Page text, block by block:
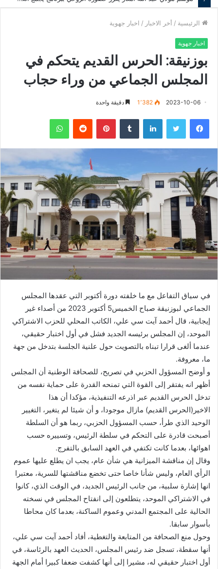
الرئيسية / أخر الاخبار / اخبار جهوية
اخبار جهوية
بوزنيقة: الحرس القديم يتحكم في
المجلس الجماعي من وراء حجاب
2023-10-06 1٬382 دقيقة واحدة
فيسبوك لينكدإن بينتيريست
في سياق التفاعل مع ما خلفته دورة أكتوبر التي عقدها المجلس
الجماعي لبوزنيقة صباح الخميس5 أكتوبر 2023 من أصداء غير
إيجابية، قال أحمد آيت سي علي، الكاتب المحلي للحزب الاشتراكي
الموحد، إن المجلس برئيسه الجديد فشل في أول اختبار حقيقي،
عندما ألغى قرارا تبناه بالتصويت حول علنية الجلسة بتدخل من جهة
ما، معروفة.
و أوضح المسؤول الحزبي في تصريح، للصحافة الوطنية أن المجلس
أظهر انه يفتقر إلى القوة التي تمنحه القدرة على حماية نفسه من
تدخل الحرس القديم عبر اذرعه التنفيذية، مؤكدا أن هذا
الاخير(الحرس القديم) مازال موجودا، و أن شيئا لم يتغير، التغيير
الوحيد الذي طرأ، حسب المسؤول الحزبي، ربما هو أن السلطة
أصبحت قادرة على التحكم في سلطة الرئيس، وتسييره حسب
اهوائها، بعدما كانت تكتفي في العهد السابق بالتفرج.
وقال إن مناقشة الميزانية هي شأن عام، يجب ان يطلع عليها عموم
الرأي العام، وليس شأنا خاصا حتى تخضع مناقشتها للسرية، معتبرا
انها إشارة سلبية، من جانب الرئيس الجديد، في الوقت الذي، كانوا
في الاشتراكي الموحد، يتطلعون إلى انفتاح المجلس في نسخته
الحالية على المجتمع المدني وعموم الساكنة، بعدما كان محاطا
بأسوار سابقا.
وحول منع الصحافة من المتابعة والتغطية، أفاد أحمد آيت سي علي،
أنها سقطة، تسجل ضد رئيس المجلس، الحديث العهد بالرئاسة، في
أول اختبار حقيقي له، مشيرا إلى أنها كشفت ضعفا كبيرا أمام الجهة